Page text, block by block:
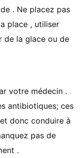
. Ne placez pas
place , utiliser
de la glace ou de
votre médecin .
antibiotiques; ces
donc conduire à
pas de
.